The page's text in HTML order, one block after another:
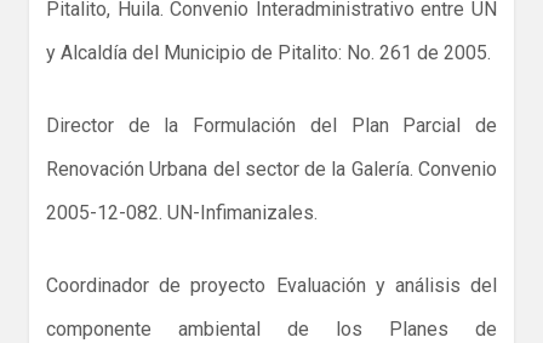
Pitalito, Huila. Convenio Interadministrativo entre UN
y Alcaldía del Municipio de Pitalito: No. 261 de 2005.
Director de la Formulación del Plan Parcial de
Renovación Urbana del sector de la Galería. Convenio
2005-12-082. UN-Infimanizales.
Coordinador de proyecto Evaluación y análisis del
componente ambiental de los Planes de